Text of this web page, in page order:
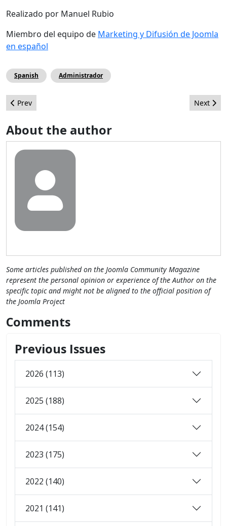
Realizado por Manuel Rubio
Miembro del equipo de Marketing y Difusión de Joomla
en español
Spanish Administrador
Previous article: Notas sobre Joomla 3, Alfa 2
Prev Next
Next
About the author
Some articles published on the Joomla Community Magazine
represent the personal opinion or experience of the Author on the
specific topic and might not be aligned to the official position of
the Joomla Project
Comments
Previous Issues
2026 (113)
2025 (188)
2024 (154)
2023 (175)
2022 (140)
2021 (141)